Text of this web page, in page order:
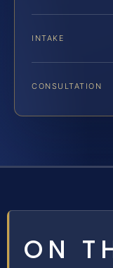
INTAKE
CONSULTATION
ON